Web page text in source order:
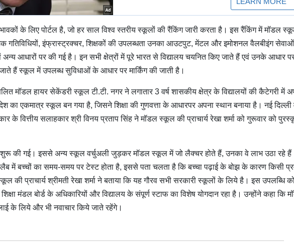
के लिए पोर्टल है, जो हर साल विश्व स्तरीय स्कूलों की रैंकिंग जारी करता है। इस रैंकिंग में मॉडल
गतिविधियों, इंफ्रास्ट्रक्चर, शिक्षकों की उपलब्धता उनका आउटपुट, मेंटल और इमोशनल वैलबीइंग
आधारों पर की गई है। इन सभी क्षेत्रों में पूरे भारत से विद्यालय चयनित किए जाते हैं एवं उनके आधार
जाते हैं स्कूल में उपलब्ध सुविधाओं के आधार पर मार्किंग की जाती है।
मॉडल हायर सेकेंडरी स्कूल टी.टी. नगर ने लगातार 3 वर्ष शासकीय क्षेत्र के विद्यालयों की कैटेगरी में
का एकमात्र स्कूल बन गया है, जिसने शिक्षा की गुणवत्ता के आधारपर अपना स्थान बनाया है। नई दिल्ली
के वित्तीय सलाहकार श्री विनय प्रताप सिंह ने मॉडल स्कूल की प्राचार्य रेखा शर्मा को गुरूवार को
की गई। इससे अन्य स्कूल वर्चुअली जुड़कर मॉडल स्कूल में जो लैक्चर होते हैं, उनका वे लाभ उठा रहे
में बच्चों का समय-समय पर टेस्ट होता है, इससे पता चलता है कि बच्चा पढ़ाई के बोझ के कारण किसी
की प्राचार्य श्रीमती रेखा शर्मा ने बताया कि यह गौरव सभी सरकारी स्कूलों के लिये है। इस उपलब्धि
मंडल बोर्ड के अधिकारियों और विद्यालय के संपूर्ण स्टाफ का विशेष योगदान रहा है। उन्होंने कहा कि
के लिये और भी नवाचार किये जाते रहेंगे।